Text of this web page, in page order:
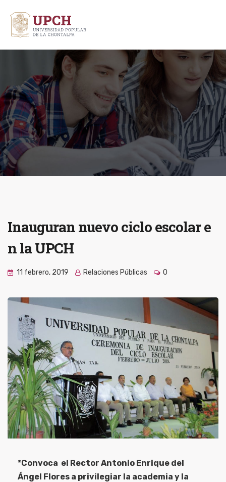
Inauguran nuevo ciclo escolar e
n la UPCH
11 febrero, 2019 Relaciones Públicas 0
*Convoca el Rector Antonio Enrique del
Ángel Flores a privilegiar la academia y la